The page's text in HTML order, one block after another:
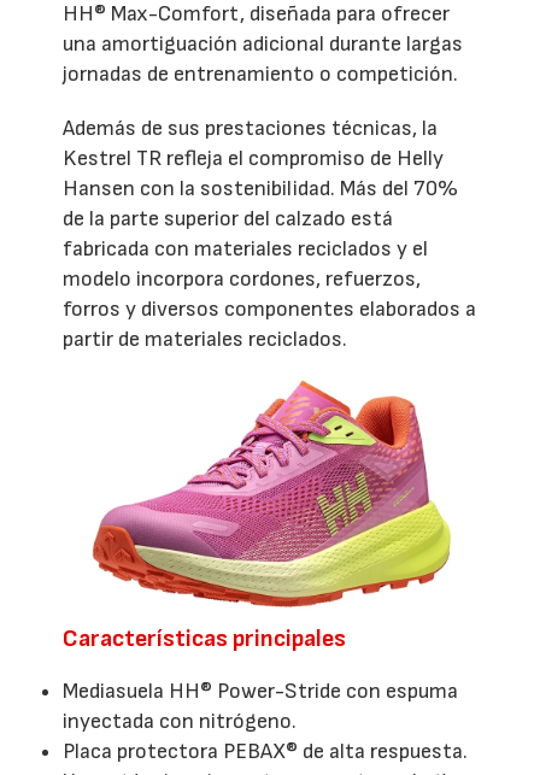
HH® Max-Comfort, diseñada para ofrecer
una amortiguación adicional durante largas
jornadas de entrenamiento o competición.
Además de sus prestaciones técnicas, la
Kestrel TR refleja el compromiso de Helly
Hansen con la sostenibilidad. Más del 70%
de la parte superior del calzado está
fabricada con materiales reciclados y el
modelo incorpora cordones, refuerzos,
forros y diversos componentes elaborados a
partir de materiales reciclados.
Características principales
Mediasuela HH® Power-Stride con espuma
inyectada con nitrógeno.
Placa protectora PEBAX® de alta respuesta.